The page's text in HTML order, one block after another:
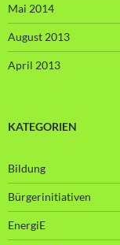
Mai 2014
August 2013
April 2013
KATEGORIEN
Bildung
Bürgerinitiativen
EnergiE